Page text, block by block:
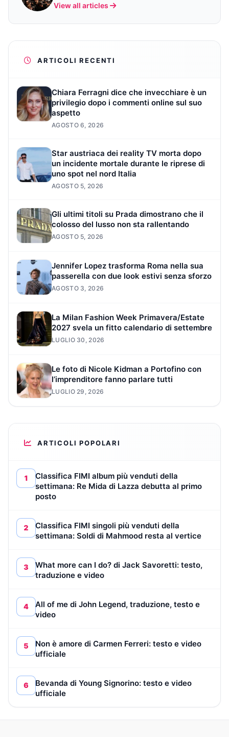
View all articles
ARTICOLI RECENTI
Chiara Ferragni dice che invecchiare è un
privilegio dopo i commenti online sul suo
aspetto
AGOSTO 6, 2026
Star austriaca dei reality TV morta dopo
un incidente mortale durante le riprese di
uno spot nel nord Italia
AGOSTO 5, 2026
Gli ultimi titoli su Prada dimostrano che il
colosso del lusso non sta rallentando
AGOSTO 5, 2026
Jennifer Lopez trasforma Roma nella sua
passerella con due look estivi senza sforzo
AGOSTO 3, 2026
La Milan Fashion Week Primavera/Estate
2027 svela un fitto calendario di settembre
LUGLIO 30, 2026
Le foto di Nicole Kidman a Portofino con
l’imprenditore fanno parlare tutti
LUGLIO 29, 2026
ARTICOLI POPOLARI
1
Classifica FIMI album più venduti della
settimana: Re Mida di Lazza debutta al primo
posto
2
Classifica FIMI singoli più venduti della
settimana: Soldi di Mahmood resta al vertice
3
What more can I do? di Jack Savoretti: testo,
traduzione e video
4
All of me di John Legend, traduzione, testo e
video
5
Non è amore di Carmen Ferreri: testo e video
ufficiale
6
Bevanda di Young Signorino: testo e video
ufficiale